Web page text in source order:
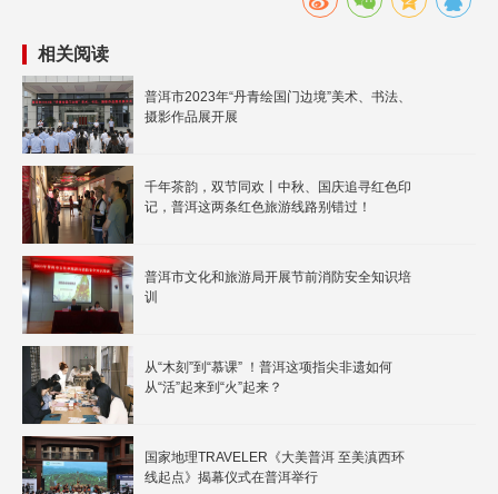
相关阅读
普洱市2023年“丹青绘国门边境”美术、书法、
摄影作品展开展
千年茶韵，双节同欢丨中秋、国庆追寻红色印
记，普洱这两条红色旅游线路别错过！
普洱市文化和旅游局开展节前消防安全知识培
训
从“木刻”到“慕课” ！普洱这项指尖非遗如何
从“活”起来到“火”起来？
国家地理TRAVELER《大美普洱 至美滇西环
线起点》揭幕仪式在普洱举行